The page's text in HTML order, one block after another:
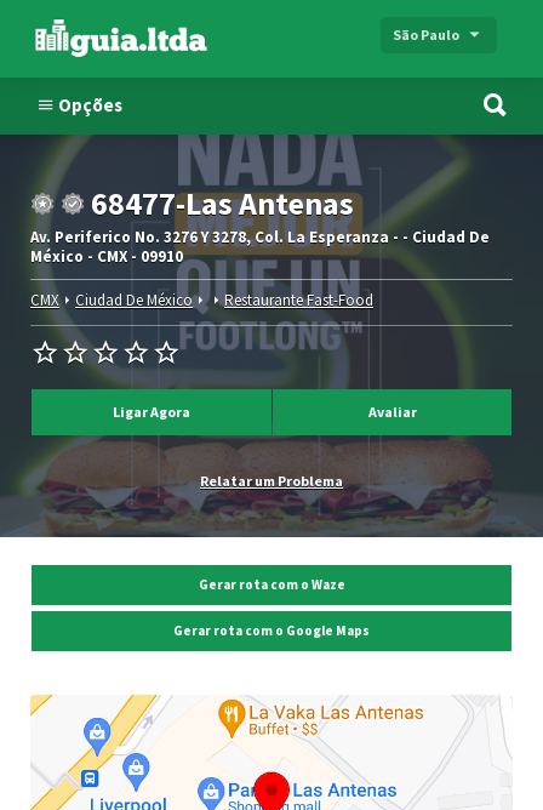
São Paulo
Opções
68477-Las Antenas
Av. Periferico No. 3276 Y 3278, Col. La Esperanza - - Ciudad De
México - CMX - 09910
CMX Ciudad De México Restaurante Fast-Food
Ligar Agora Avaliar
Relatar um Problema
Gerar rota com o Waze
Gerar rota com o Google Maps